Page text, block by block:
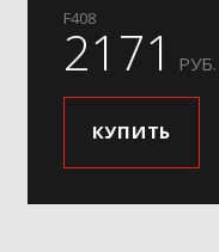
F408
2171 РУБ.
КУПИТЬ